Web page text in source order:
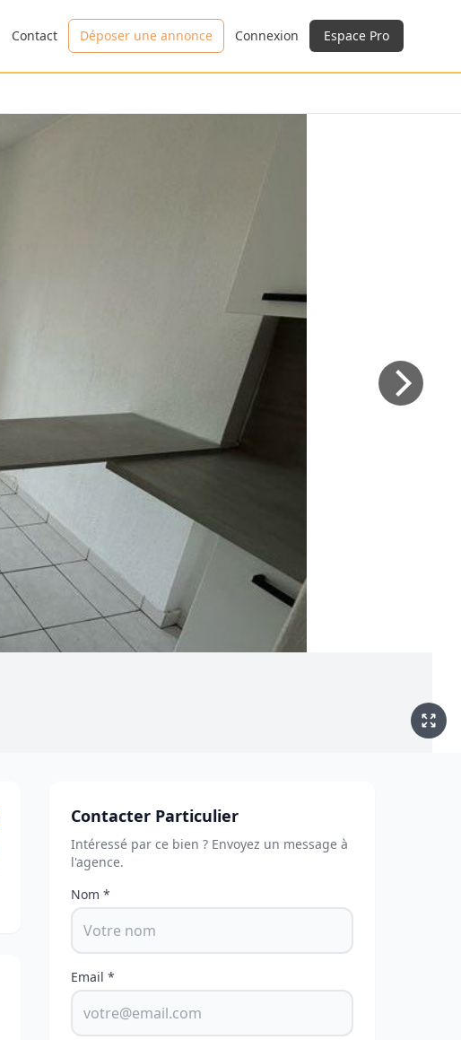
Contact Déposer une annonce Connexion Espace Pro
Contacter Particulier
Intéressé par ce bien ? Envoyez un message à
l'agence.
Nom *
Email *